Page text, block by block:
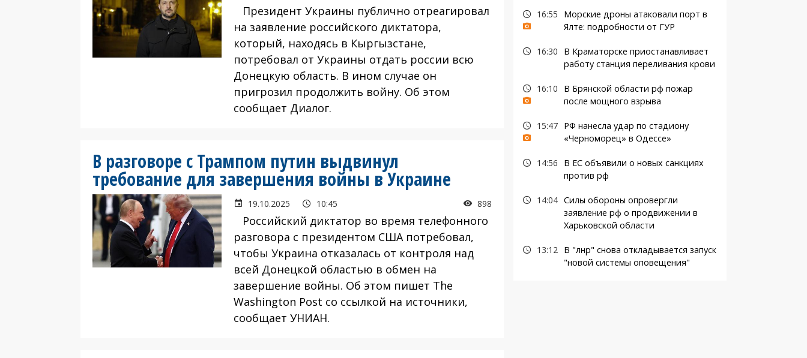
Президент Украины публично отреагировал
на заявление российского диктатора,
который, находясь в Кыргызстане,
потребовал от Украины отдать россии всю
Донецкую область. В ином случае он
пригрозил продолжить войну. Об этом
сообщает Диалог.
В разговоре с Трампом путин выдвинул
требование для завершения войны в Украине
19.10.2025 10:45 898
Российский диктатор во время телефонного
разговора с президентом США потребовал,
чтобы Украина отказалась от контроля над
всей Донецкой областью в обмен на
завершение войны. Об этом пишет The
Washington Post со ссылкой на источники,
сообщает УНИАН.
16:55
Морские дроны атаковали порт в
Ялте: подробности от ГУР
16:30
В Краматорске приостанавливает
работу станция переливания крови
16:10
В Брянской области рф пожар
после мощного взрыва
15:47
РФ нанесла удар по стадиону
«Черноморец» в Одессе»
14:56
В ЕС объявили о новых санкциях
против рф
14:04 Силы обороны опровергли
заявление рф о продвижении в
Харьковской области
13:12
В "лнр" снова откладывается запуск
"новой системы оповещения"